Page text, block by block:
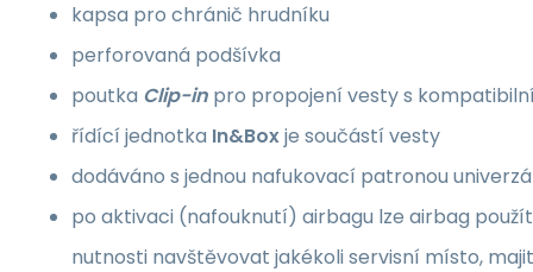
kapsa pro chránič hrudníku
perforovaná podšívka
poutka Clip-in pro propojení vesty s
řídící jednotka In&Boxje součástí vesty
dodáváno s jednou nafukovací patronou
po aktivaci (nafouknutí) airbagu lze airbag
nutnosti navštěvovat jakékoli servisní místo,